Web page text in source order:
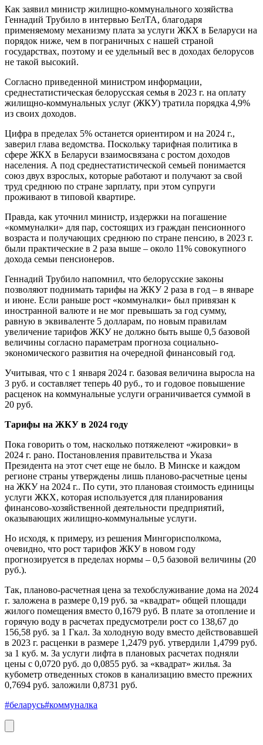
Как заявил министр жилищно-коммунального хозяйства
Геннадий Трубило в интервью БелТА, благодаря
применяемому механизму плата за услуги ЖКХ в Беларуси на
порядок ниже, чем в пограничных с нашей страной
государствах, поэтому и ее удельный вес в доходах белорусов
не такой высокий.
Согласно приведенной министром информации,
среднестатистическая белорусская семья в 2023 г. на оплату
жилищно-коммунальных услуг (ЖКУ) тратила порядка 4,9%
из своих доходов.
Цифра в пределах 5% останется ориентиром и на 2024 г.,
заверил глава ведомства. Поскольку тарифная политика в
сфере ЖКХ в Беларуси взаимосвязана с ростом доходов
населения. А под среднестатистической семьей понимается
союз двух взрослых, которые работают и получают за свой
труд среднюю по стране зарплату, при этом супруги
проживают в типовой квартире.
Правда, как уточнил министр, издержки на погашение
«коммуналки» для пар, состоящих из граждан пенсионного
возраста и получающих среднюю по стране пенсию, в 2023 г.
были практические в 2 раза выше – около 11% совокупного
дохода семьи пенсионеров.
Геннадий Трубило напомнил, что белорусские законы
позволяют поднимать тарифы на ЖКУ 2 раза в год – в январе
и июне. Если раньше рост «коммуналки» был привязан к
иностранной валюте и не мог превышать за год сумму,
равную в эквиваленте 5 долларам, по новым правилам
увеличение тарифов ЖКУ не должно быть выше 0,5 базовой
величины согласно параметрам прогноза социально-
экономического развития на очередной финансовый год.
Учитывая, что с 1 января 2024 г. базовая величина выросла на
3 руб. и составляет теперь 40 руб., то и годовое повышение
расценок на коммунальные услуги ограничивается суммой в
20 руб.
Тарифы на ЖКУ в 2024 году
Пока говорить о том, насколько потяжелеют «жировки» в
2024 г. рано. Постановления правительства и Указа
Президента на этот счет еще не было. В Минске и каждом
регионе страны утверждены лишь планово-расчетные цены
на ЖКУ на 2024 г.. По сути, это плановая стоимость единицы
услуги ЖКХ, которая используется для планирования
финансово-хозяйственной деятельности предприятий,
оказывающих жилищно-коммунальные услуги.
Но исходя, к примеру, из решения Мингорисполкома,
очевидно, что рост тарифов ЖКУ в новом году
прогнозируется в пределах нормы – 0,5 базовой величины (20
руб.).
Так, планово-расчетная цена за техобслуживание дома на 2024
г. заложена в размере 0,19 руб. за «квадрат» общей площади
жилого помещения вместо 0,1679 руб. В плате за отопление и
горячую воду в расчетах предусмотрели рост со 138,67 до
156,58 руб. за 1 Гкал. За холодную воду вместо действовавшей
в 2023 г. расценки в размере 1,2479 руб. утвердили 1,4799 руб.
за 1 куб. м. За услуги лифта в плановых расчетах подняли
цены с 0,0720 руб. до 0,0855 руб. за «квадрат» жилья. За
кубометр отведенных стоков в канализацию вместо прежних
0,7694 руб. заложили 0,8731 руб.
#беларусь#коммуналка